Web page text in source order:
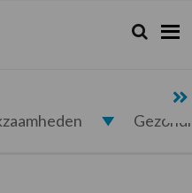
Zoeken...
Zoek